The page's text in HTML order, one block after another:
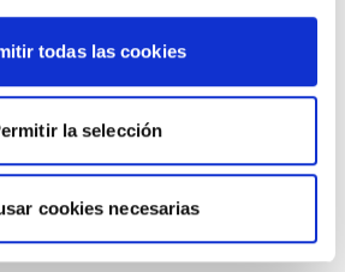
todas las cookies
la selección
cookies necesarias